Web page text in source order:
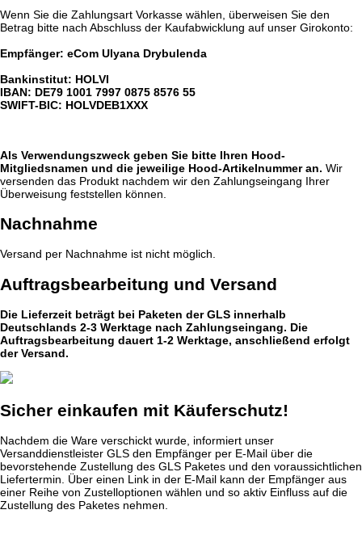
Wenn Sie die Zahlungsart Vorkasse wählen, überweisen Sie den
Betrag bitte nach Abschluss der Kaufabwicklung auf unser Girokonto:
Empfänger: eCom Ulyana Drybulenda
Bankinstitut: HOLVI
IBAN: DE79 1001 7997 0875 8576 55
SWIFT-BIC: HOLVDEB1XXX
Als Verwendungszweck geben Sie bitte Ihren Hood-
Mitgliedsnamen und die jeweilige Hood-Artikelnummer an. Wir
versenden das Produkt nachdem wir den Zahlungseingang Ihrer
Überweisung feststellen können.
Nachnahme
Versand per Nachnahme ist nicht möglich.
Auftragsbearbeitung und Versand
Die Lieferzeit beträgt bei Paketen der GLS innerhalb
Deutschlands 2-3 Werktage nach Zahlungseingang. Die
Auftragsbearbeitung dauert 1-2 Werktage, anschließend erfolgt
der Versand.
Sicher einkaufen mit Käuferschutz!
Nachdem die Ware verschickt wurde, informiert unser
Versanddienstleister GLS den Empfänger per E-Mail über die
bevorstehende Zustellung des GLS Paketes und den voraussichtlichen
Liefertermin. Über einen Link in der E-Mail kann der Empfänger aus
einer Reihe von Zustelloptionen wählen und so aktiv Einfluss auf die
Zustellung des Paketes nehmen.